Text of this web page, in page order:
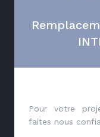
Pour votre
faites nous